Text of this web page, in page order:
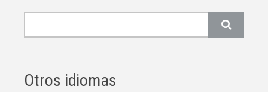
Otros idiomas